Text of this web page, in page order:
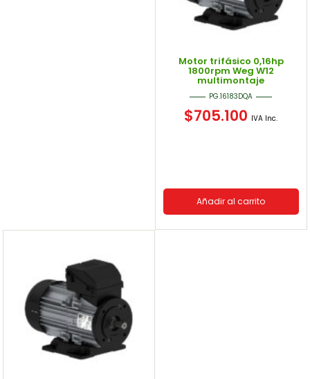
Motor trifásico 0,16hp
1800rpm Weg W12
multimontaje
PG.16183DQA
$705.100 IVA Inc.
Añadir al carrito